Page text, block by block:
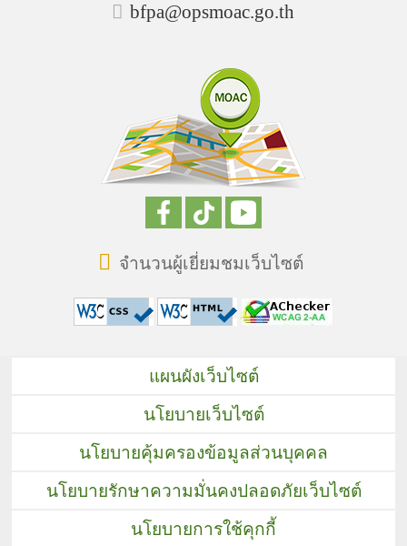
bfpa@opsmoac.go.th
จำนวนผู้เยี่ยมชมเว็บไซต์
แผนผังเว็บไซต์
นโยบายเว็บไซต์
นโยบายคุ้มครองข้อมูลส่วนบุคคล
นโยบายรักษาความมั่นคงปลอดภัยเว็บไซต์
นโยบายการใช้คุกกี้